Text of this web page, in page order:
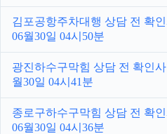
김포공항주차대행 상담 전 확인
06월30일 04시50분
광진하수구막힘 상담 전 확인
월30일 04시41분
종로구하수구막힘 상담 전 확인
06월30일 04시36분